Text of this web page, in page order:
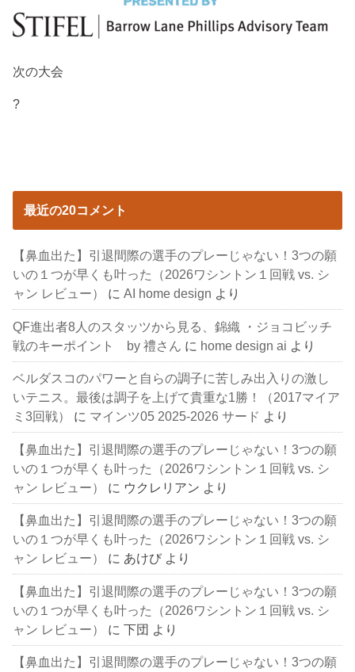
次の大会
?
最近の20コメント
【鼻血出た】引退間際の選手のプレーじゃない！3つの願
いの１つが早くも叶った（2026ワシントン１回戦 vs. シ
ャン レビュー）
にAI home design より
QF進出者8人のスタッツから見る、錦織 ・ジョコビッチ
戦のキーポイント by 禮さん に home design ai より
ベルダスコのパワーと自らの調子に苦しみ出入りの激し
いテニス。最後は調子を上げて貴重な1勝！（2017マイア
ミ3回戦）
に マインツ05 2025-2026 サード より
【鼻血出た】引退間際の選手のプレーじゃない！3つの願
いの１つが早くも叶った（2026ワシントン１回戦 vs. シ
ャン レビュー）
に ウクレリアン より
【鼻血出た】引退間際の選手のプレーじゃない！3つの願
いの１つが早くも叶った（2026ワシントン１回戦 vs. シ
ャン レビュー）
に あけび より
【鼻血出た】引退間際の選手のプレーじゃない！3つの願
いの１つが早くも叶った（2026ワシントン１回戦 vs. シ
ャン レビュー）
に下団 より
【鼻血出た】引退間際の選手のプレーじゃない！3つの願